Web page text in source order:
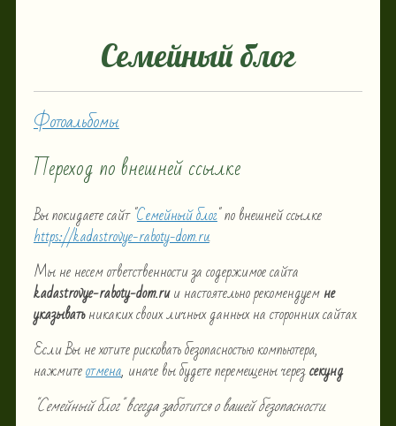
Семейный блог
Фотоальбомы
Переход по внешней ссылке
Вы покидаете сайт "Семейный блог" по внешней ссылке
https://kadastrovye-raboty-dom.ru.
Мы не несем ответственности за содержимое сайта
kadastrovye-raboty-dom.ruи настоятельно рекомендуемне
указыватьникаких своих личных данных на сторонних сайтах.
Если Вы не хотите рисковать безопасностью компьютера,
нажмитеотмена, иначе вы будете перемещены черезсекунд
"Семейный блог" всегда заботится о вашей безопасности.